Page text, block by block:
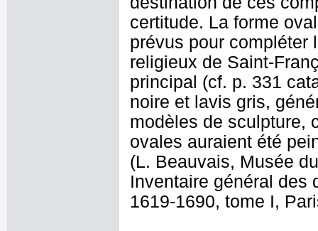
certitude. La forme
prévus pour compléter
religieux de Saint-
principal (cf. p. 331
noire et lavis gris,
modèles de sculpture,
ovales auraient été
(L. Beauvais, Musée
Inventaire général des
1619-1690, tome I,